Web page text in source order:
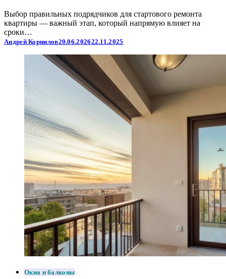
Выбор правильных подрядчиков для стартового ремонта
квартиры — важный этап, который напрямую влияет на
сроки…
Андрей Корнилов20.06.202622.11.2025
Окна и балконы